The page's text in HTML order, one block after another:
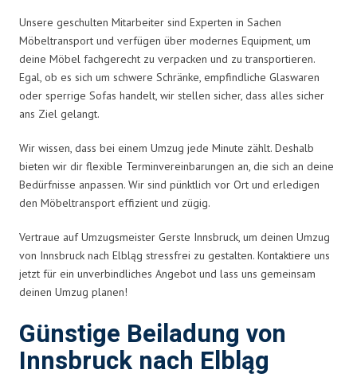
Unsere geschulten Mitarbeiter sind Experten in Sachen
Möbeltransport und verfügen über modernes Equipment, um
deine Möbel fachgerecht zu verpacken und zu transportieren.
Egal, ob es sich um schwere Schränke, empfindliche Glaswaren
oder sperrige Sofas handelt, wir stellen sicher, dass alles sicher
ans Ziel gelangt.
Wir wissen, dass bei einem Umzug jede Minute zählt. Deshalb
bieten wir dir flexible Terminvereinbarungen an, die sich an deine
Bedürfnisse anpassen. Wir sind pünktlich vor Ort und erledigen
den Möbeltransport effizient und zügig.
Vertraue auf Umzugsmeister Gerste Innsbruck, um deinen Umzug
von Innsbruck nach Elbląg stressfrei zu gestalten. Kontaktiere uns
jetzt für ein unverbindliches Angebot und lass uns gemeinsam
deinen Umzug planen!
Günstige Beiladung von
Innsbruck nach Elbląg